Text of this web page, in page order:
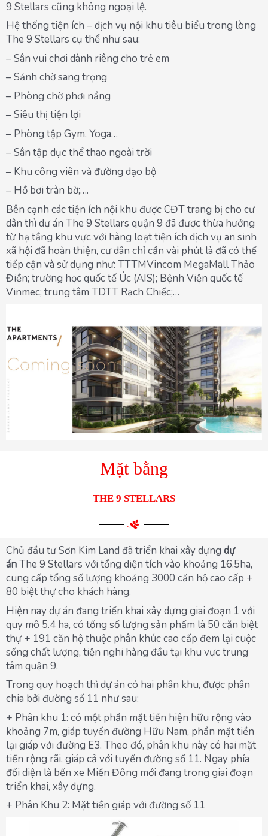
9 Stellars cũng không ngoại lệ.
Hệ thống tiện ích – dịch vụ nội khu tiêu biểu trong lòng
The 9 Stellars cụ thể như sau:
– Sân vui chơi dành riêng cho trẻ em
– Sảnh chờ sang trọng
– Phòng chờ phơi nắng
– Siêu thị tiện lợi
– Phòng tập Gym, Yoga…
– Sân tập dục thể thao ngoài trời
– Khu công viên và đường dạo bộ
– Hồ bơi tràn bờ;….
Bên cạnh các tiện ích nội khu được CĐT trang bị cho cư
dân thì dự án The 9 Stellars quận 9 đã được thừa hưởng
từ hạ tầng khu vực với hàng loạt tiện ích dịch vụ an sinh
xã hội đã hoàn thiện, cư dân chỉ cần vài phút là đã có thể
tiếp cận và sử dụng như: TTTMVincom MegaMall Thảo
Điền; trường học quốc tế Úc (AIS); Bệnh Viện quốc tế
Vinmec; trung tâm TDTT Rạch Chiếc;…
Mặt bằng
THE 9 STELLARS
Chủ đầu tư Sơn Kim Land đã triển khai xây dựng dự
ánThe 9 Stellars với tổng diện tích vào khoảng 16.5ha,
cung cấp tổng số lượng khoảng 3000 căn hộ cao cấp +
80 biệt thự cho khách hàng.
Hiện nay dự án đang triển khai xây dựng giai đoạn 1 với
quy mô 5.4 ha, có tổng số lượng sản phẩm là 50 căn biệt
thự + 191 căn hộ thuộc phân khúc cao cấp đem lại cuộc
sống chất lượng, tiện nghi hàng đầu tại khu vực trung
tâm quận 9.
Trong quy hoạch thì dự án có hai phân khu, được phân
chia bởi đường số 11 như sau:
+ Phân khu 1: có một phần mặt tiền hiện hữu rộng vào
khoảng 7m, giáp tuyến đường Hữu Nam, phần mặt tiền
lại giáp với đường E3. Theo đó, phân khu này có hai mặt
tiền rộng rãi, giáp cả với tuyến đường số 11. Ngay phía
đối diện là bến xe Miền Đông mới đang trong giai đoạn
triển khai, xây dựng.
+ Phân Khu 2: Mặt tiền giáp với đường số 11